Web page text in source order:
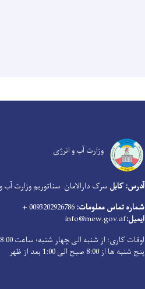
وزارت آب و انرژی
آدرس: کابل سرک دارالامان سناتوریم وزارت آب
شماره تماس معلومات:
ایمیل:info@mew.gov.af
پنج شنبه ها از 8:00 صبح الی 1:00 بعد از ظهر